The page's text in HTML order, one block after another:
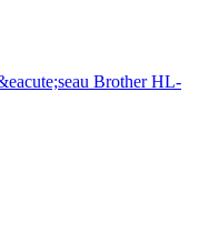
Brother HL-